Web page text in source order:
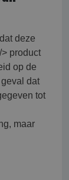
deze
product
op de
dat
tot
maar